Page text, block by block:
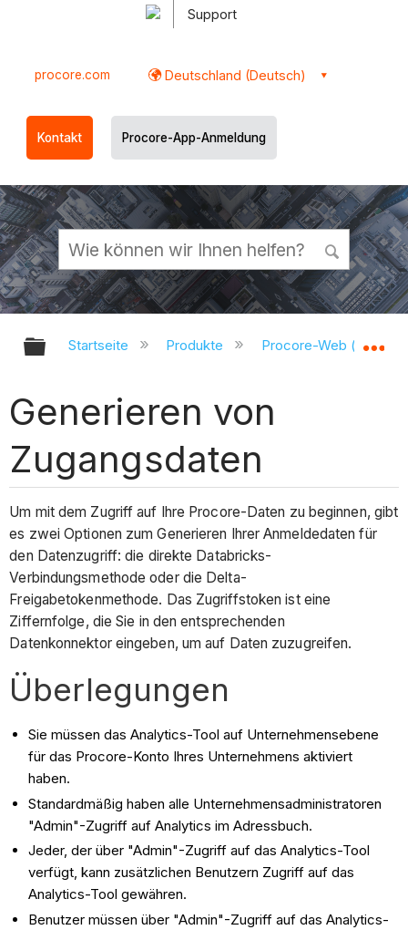
Support
procore.com Deutschland (Deutsch)
Kontakt Procore-App-Anmeldung
Globale Hierarchie auf- und
Startseite Produkte Procore-Web
Generieren von
Zugangsdaten
Um mit dem Zugriff auf Ihre Procore-Daten zu beginnen, gibt
es zwei Optionen zum Generieren Ihrer Anmeldedaten für
den Datenzugriff: die direkte Databricks-
Verbindungsmethode oder die Delta-
Freigabetokenmethode. Das Zugriffstoken ist eine
Ziffernfolge, die Sie in den entsprechenden
Datenkonnektor eingeben, um auf Daten zuzugreifen.
Überlegungen
Sie müssen das Analytics-Tool auf Unternehmensebene
für das Procore-Konto Ihres Unternehmens aktiviert
haben.
Standardmäßig haben alle Unternehmensadministratoren
"Admin"-Zugriff auf Analytics im Adressbuch.
Jeder, der über "Admin"-Zugriff auf das Analytics-Tool
verfügt, kann zusätzlichen Benutzern Zugriff auf das
Analytics-Tool gewähren.
Benutzer müssen über "Admin"-Zugriff auf das Analytics-